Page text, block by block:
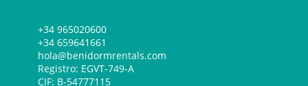
+34 965020600
+34 659641661
hola@benidormrentals.com
Registro: EGVT-749-A
CIF: B-54777115